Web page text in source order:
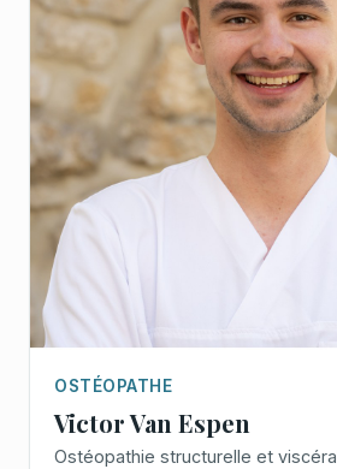
OSTÉOPATHE
Victor Van Espen
Ostéopathie structurelle et